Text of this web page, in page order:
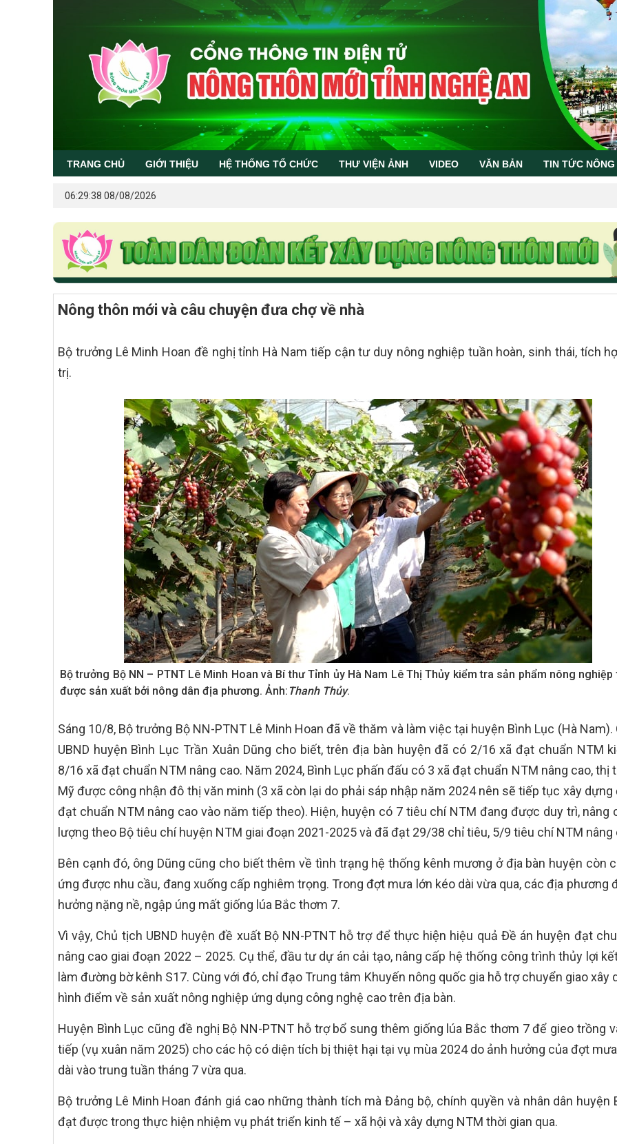
TRANG CHỦ GIỚI THIỆU HỆ THỐNG TỔ CHỨC THƯ VIỆN ẢNH VIDEO VĂN BẢN TIN TỨC
06:29:38 08/08/2026
Nông thôn mới và câu chuyện đưa chợ về nhà
Bộ trưởng Lê Minh Hoan đề nghị tỉnh Hà Nam tiếp cận tư duy nông nghiệp tuần hoàn, sinh thái, tích
trị.
Bộ trưởng Bộ NN – PTNT Lê Minh Hoan và Bí thư Tỉnh ủy Hà Nam Lê Thị Thủy kiểm tra sản phẩm nông nghiệp
được sản xuất bởi nông dân địa phương. Ảnh: Thanh Thủy.
Sáng 10/8, Bộ trưởng Bộ NN-PTNT Lê Minh Hoan đã về thăm và làm việc tại huyện Bình Lục (Hà Nam).
UBND huyện Bình Lục Trần Xuân Dũng cho biết, trên địa bàn huyện đã có 2/16 xã đạt chuẩn NTM
8/16 xã đạt chuẩn NTM nâng cao. Năm 2024, Bình Lục phấn đấu có 3 xã đạt chuẩn NTM nâng cao, thị
Mỹ được công nhận đô thị văn minh (3 xã còn lại do phải sáp nhập năm 2024 nên sẽ tiếp tục xây dựng
đạt chuẩn NTM nâng cao vào năm tiếp theo). Hiện, huyện có 7 tiêu chí NTM đang được duy trì, nâng
lượng theo Bộ tiêu chí huyện NTM giai đoạn 2021-2025 và đã đạt 29/38 chỉ tiêu, 5/9 tiêu chí NTM nâng
Bên cạnh đó, ông Dũng cũng cho biết thêm về tình trạng hệ thống kênh mương ở địa bàn huyện còn
ứng được nhu cầu, đang xuống cấp nghiêm trọng. Trong đợt mưa lớn kéo dài vừa qua, các địa phương
hưởng nặng nề, ngập úng mất giống lúa Bắc thơm 7.
Vì vậy, Chủ tịch UBND huyện đề xuất Bộ NN-PTNT hỗ trợ để thực hiện hiệu quả Đề án huyện đạt
nâng cao giai đoạn 2022 – 2025. Cụ thể, đầu tư dự án cải tạo, nâng cấp hệ thống công trình thủy lợi
làm đường bờ kênh S17. Cùng với đó, chỉ đạo Trung tâm Khuyến nông quốc gia hỗ trợ chuyển giao xây
hình điểm về sản xuất nông nghiệp ứng dụng công nghệ cao trên địa bàn.
Huyện Bình Lục cũng đề nghị Bộ NN-PTNT hỗ trợ bổ sung thêm giống lúa Bắc thơm 7 để gieo trồng
tiếp (vụ xuân năm 2025) cho các hộ có diện tích bị thiệt hại tại vụ mùa 2024 do ảnh hưởng của đợt
dài vào trung tuần tháng 7 vừa qua.
Bộ trưởng Lê Minh Hoan đánh giá cao những thành tích mà Đảng bộ, chính quyền và nhân dân huyện
đạt được trong thực hiện nhiệm vụ phát triển kinh tế – xã hội và xây dựng NTM thời gian qua.